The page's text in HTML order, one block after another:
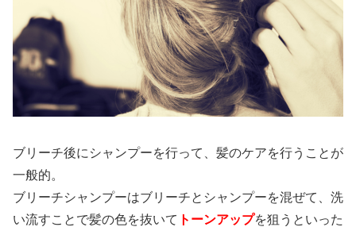
ブリーチ後にシャンプーを行って、髪のケアを行うことが
一般的。
ブリーチシャンプーはブリーチとシャンプーを混ぜて、洗
い流すことで髪の色を抜いて トーンアップを狙うといった